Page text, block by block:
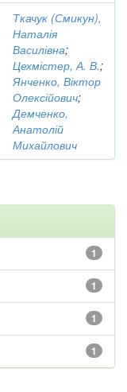
Ткачук (Смикун),
Наталія
Василівна;
Цехмістер, А. В.;
Янченко, Віктор
Олексійович;
Демченко,
Анатолій
Михайлович
1
1
1
1